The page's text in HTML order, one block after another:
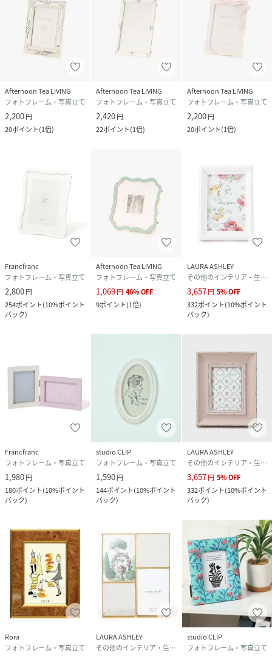
Afternoon Tea LIVING
フォトフレーム・写真立て
2,200円
20ポイント(1倍)
Afternoon Tea LIVING
フォトフレーム・写真立て
2,420円
22ポイント(1倍)
Afternoon Tea LIVING
フォトフレーム・写真立て
2,200円
20ポイント(1倍)
Francfranc
フォトフレーム・写真立て
2,800円
254ポイント(10%ポイント
バック)
Afternoon Tea LIVING
フォトフレーム・写真立て
1,069円 46%OFF
9ポイント(1倍)
LAURA ASHLEY
その他のインテリア・生活雑貨
3,657円 5%OFF
332ポイント(10%ポイント
バック)
Francfranc
フォトフレーム・写真立て
1,980円
180ポイント(10%ポイント
バック)
studio CLIP
フォトフレーム・写真立て
1,590円
144ポイント(10%ポイント
バック)
LAURA ASHLEY
その他のインテリア・生活雑貨
3,657円 5%OFF
332ポイント(10%ポイント
バック)
Rora
フォトフレーム・写真立て
LAURA ASHLEY
その他のインテリア・生活雑貨
studio CLIP
フォトフレーム・写真立て